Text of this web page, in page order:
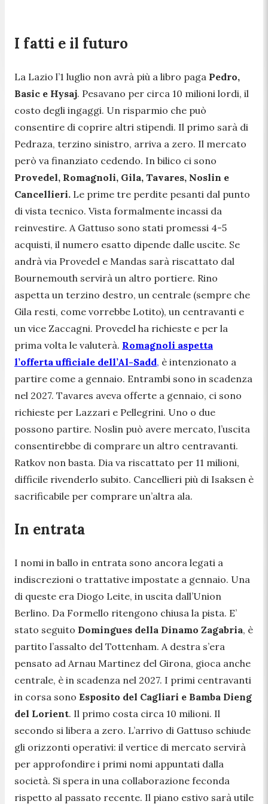
I fatti e il futuro
La Lazio l’1 luglio non avrà più a libro paga Pedro,
Basic e Hysaj. Pesavano per circa 10 milioni lordi, il
costo degli ingaggi. Un risparmio che può
consentire di coprire altri stipendi. Il primo sarà di
Pedraza, terzino sinistro, arriva a zero. Il mercato
però va finanziato cedendo. In bilico ci sono
Provedel, Romagnoli, Gila, Tavares, Noslin e
Cancellieri. Le prime tre perdite pesanti dal punto
di vista tecnico. Vista formalmente incassi da
reinvestire. A Gattuso sono stati promessi 4-5
acquisti, il numero esatto dipende dalle uscite. Se
andrà via Provedel e Mandas sarà riscattato dal
Bournemouth servirà un altro portiere. Rino
aspetta un terzino destro, un centrale (sempre che
Gila resti, come vorrebbe Lotito), un centravanti e
un vice Zaccagni. Provedel ha richieste e per la
prima volta le valuterà. Romagnoli aspetta
l’offerta ufficiale dell’Al-Sadd, è intenzionato a
partire come a gennaio. Entrambi sono in scadenza
nel 2027. Tavares aveva offerte a gennaio, ci sono
richieste per Lazzari e Pellegrini. Uno o due
possono partire. Noslin può avere mercato, l’uscita
consentirebbe di comprare un altro centravanti.
Ratkov non basta. Dia va riscattato per 11 milioni,
difficile rivenderlo subito. Cancellieri più di Isaksen è
sacrificabile per comprare un’altra ala.
In entrata
I nomi in ballo in entrata sono ancora legati a
indiscrezioni o trattative impostate a gennaio. Una
di queste era Diogo Leite, in uscita dall’Union
Berlino. Da Formello ritengono chiusa la pista. E’
stato seguito Domingues della Dinamo Zagabria, è
partito l’assalto del Tottenham. A destra s’era
pensato ad Arnau Martinez del Girona, gioca anche
centrale, è in scadenza nel 2027. I primi centravanti
in corsa sono Esposito del Cagliari e Bamba Dieng
del Lorient. Il primo costa circa 10 milioni. Il
secondo si libera a zero. L’arrivo di Gattuso schiude
gli orizzonti operativi: il vertice di mercato servirà
per approfondire i primi nomi appuntati dalla
società. Si spera in una collaborazione feconda
rispetto al passato recente. Il piano estivo sarà utile